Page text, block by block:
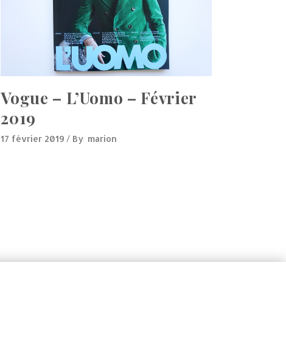
Vogue – L’Uomo – Février
2019
17 février 2019 By marion